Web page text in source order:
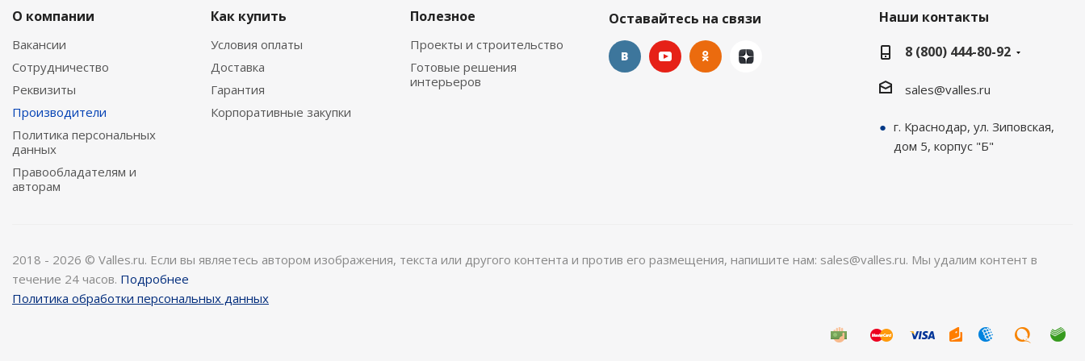
О компании
Вакансии
Сотрудничество
Реквизиты
Производители
Политика персональных
данных
Правообладателям и
авторам
Как купить
Условия оплаты
Доставка
Гарантия
Корпоративные закупки
Полезное
Проекты и строительство
Готовые решения
интерьеров
Оставайтесь на связи
Наши контакты
8 (800) 444-80-92
sales@valles.ru
г. Краснодар, ул. Зиповская,
дом 5, корпус "Б"
2018 - 2026 © Valles.ru. Если вы являетесь автором изображения, текста или другого контента и против его размещения, напишите нам: sales@valles.ru. Мы удалим контент в
течение 24 часов. Подробнее
Политика обработки персональных данных